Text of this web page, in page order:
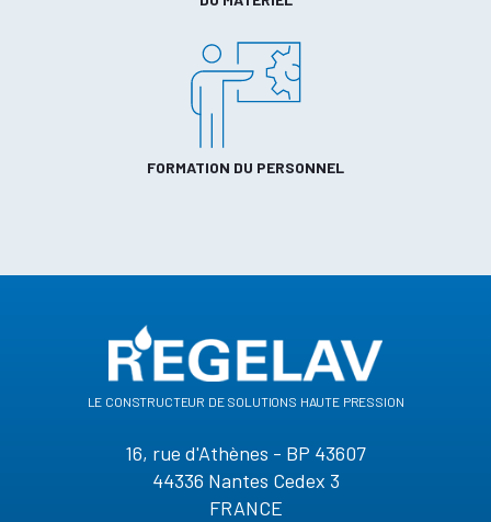
FORMATION DU PERSONNEL
le constructeur de solutions haute pression
16, rue d'Athènes - BP 43607
44336 Nantes Cedex 3
FRANCE